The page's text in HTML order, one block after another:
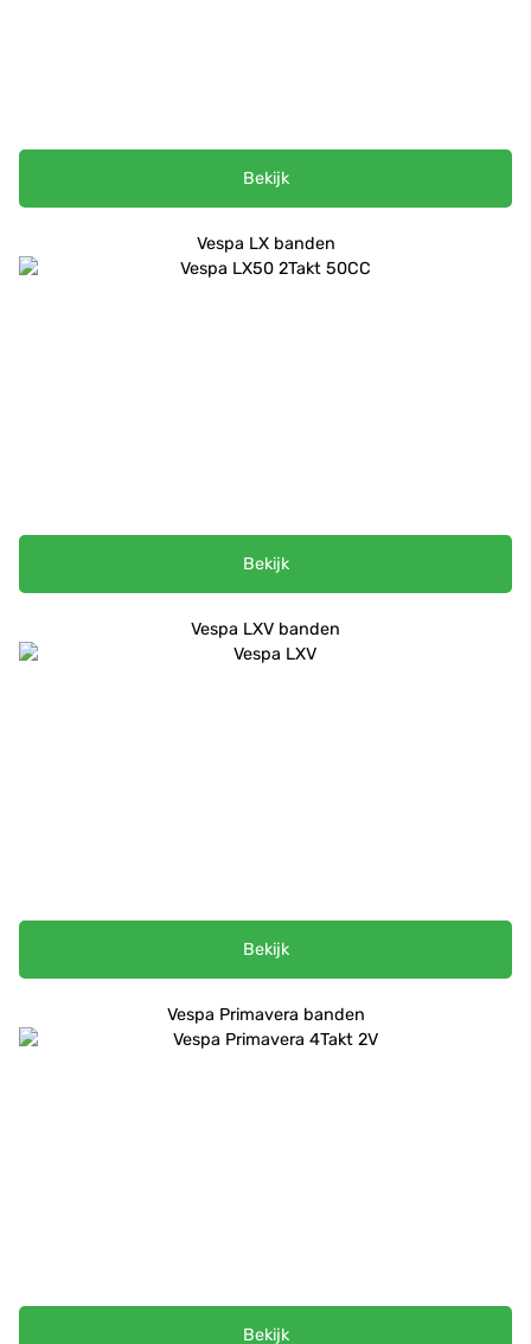
Bekijk
Vespa LX banden
Bekijk
Vespa LXV banden
Bekijk
Vespa Primavera banden
Bekijk